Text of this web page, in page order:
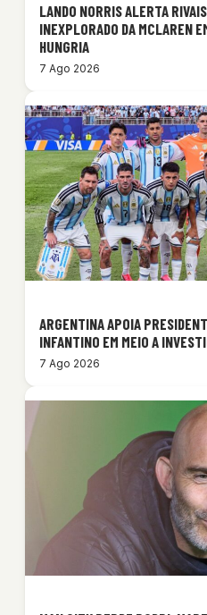
LANDO NORRIS ALERTA
INEXPLORADO DA MCLAREN
HUNGRIA
7 Ago 2026
ARGENTINA APOIA
INFANTINO EM MEIO A
7 Ago 2026